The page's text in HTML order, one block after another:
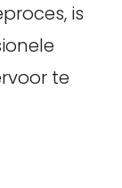
is
te